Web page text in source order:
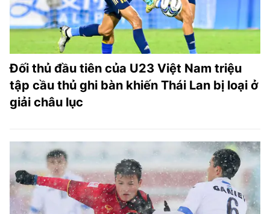
Đối thủ đầu tiên của U23 Việt Nam triệu
tập cầu thủ ghi bàn khiến Thái Lan bị loại ở
giải châu lục